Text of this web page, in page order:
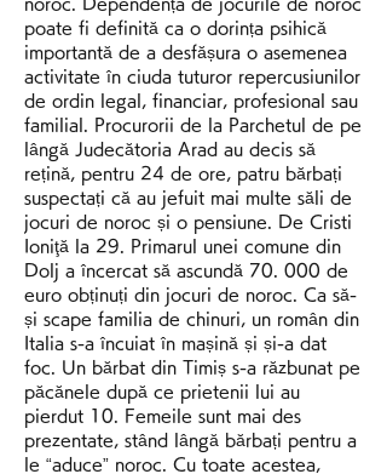
poate fi definită ca o dorința psihică
importantă de a desfășura o asemenea
activitate în ciuda tuturor repercusiunilor
de ordin legal, financiar, profesional sau
familial. Procurorii de la Parchetul de pe
lângă Judecătoria Arad au decis să
rețină, pentru 24 de ore, patru bărbați
suspectați că au jefuit mai multe săli de
jocuri de noroc și o pensiune. De Cristi
Ioniţă la 29. Primarul unei comune din
Dolj a încercat să ascundă 70. 000 de
euro obținuți din jocuri de noroc. Ca să-
și scape familia de chinuri, un român din
Italia s-a încuiat în mașină și și-a dat
foc. Un bărbat din Timiș s-a răzbunat pe
păcănele după ce prietenii lui au
pierdut 10. Femeile sunt mai des
prezentate, stând lângă bărbați pentru a
le “aduce” noroc. Cu toate acestea,